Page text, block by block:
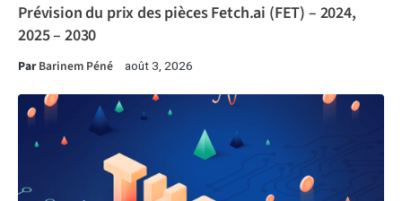
Prévision du prix des pièces Fetch.ai (FET) – 2024,
2025 – 2030
ParBarinem Péné août 3, 2026